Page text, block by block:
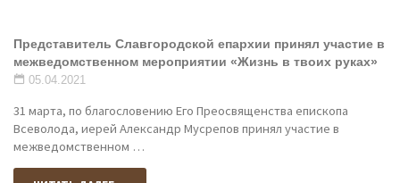
Представитель Славгородской епархии принял участие в
межведомственном мероприятии «Жизнь в твоих руках»
05.04.2021
31 марта, по благословению Его Преосвященства епископа
Всеволода, иерей Александр Мусрепов принял участие в
межведомственном …